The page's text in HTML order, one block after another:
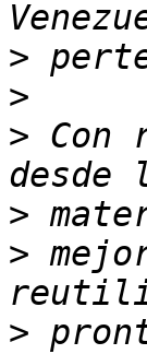
>
>
> Con
>
>
>